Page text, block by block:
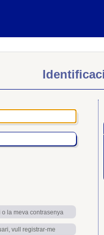
la meva contrasenya
vull registrar-me